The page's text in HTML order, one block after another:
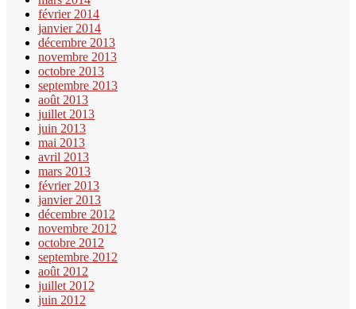
février 2014
janvier 2014
décembre 2013
novembre 2013
octobre 2013
septembre 2013
août 2013
juillet 2013
juin 2013
mai 2013
avril 2013
mars 2013
février 2013
janvier 2013
décembre 2012
novembre 2012
octobre 2012
septembre 2012
août 2012
juillet 2012
juin 2012